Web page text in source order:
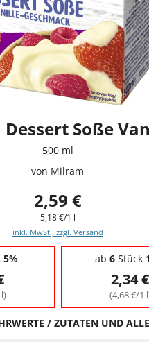
Soße
500 ml
von Milram
2,59 €
5,18 €/1 l
inkl. MwSt., zzgl. Versand
5% ab 6Stück
2,34 €
(4,68 €/1
/ ZUTATEN UND